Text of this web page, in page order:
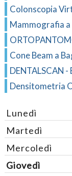
Colonscopia
Mammografia a
Cone Beam a
DENTALSCAN
Densitometria
Lunedì
Martedì
Mercoledì
Giovedì